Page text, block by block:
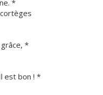
*
*
est bon ! *